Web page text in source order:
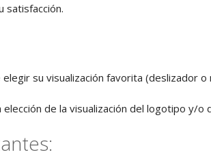
satisfacción.
su visualización favorita (deslizador
elección de la visualización del logotipo y/o